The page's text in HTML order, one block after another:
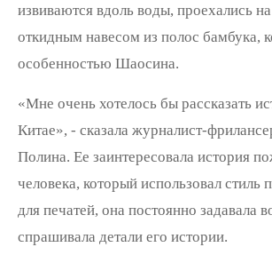
извиваются вдоль воды, проехались
откидным навесом из полос бамбука,
особенностью Шаосина.
«Мне очень хотелось бы рассказать
Китае», - сказала журналист-
Полина. Ее заинтересовала история
человека, который использовал стиль
для печатей, она постоянно задавала
спрашивала детали его истории.